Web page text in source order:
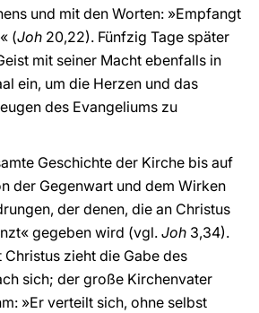
und mit den Worten: »Empfangt
(Joh 20,22). Fünfzig Tage später
mit seiner Macht ebenfalls in
ein, um die Herzen und das
des Evangeliums zu
Geschichte der Kirche bis auf
der Gegenwart und dem Wirken
der denen, die an Christus
gegeben wird (vgl. Joh 3,34).
Christus zieht die Gabe des
sich; der große Kirchenvater
»Er verteilt sich, ohne selbst